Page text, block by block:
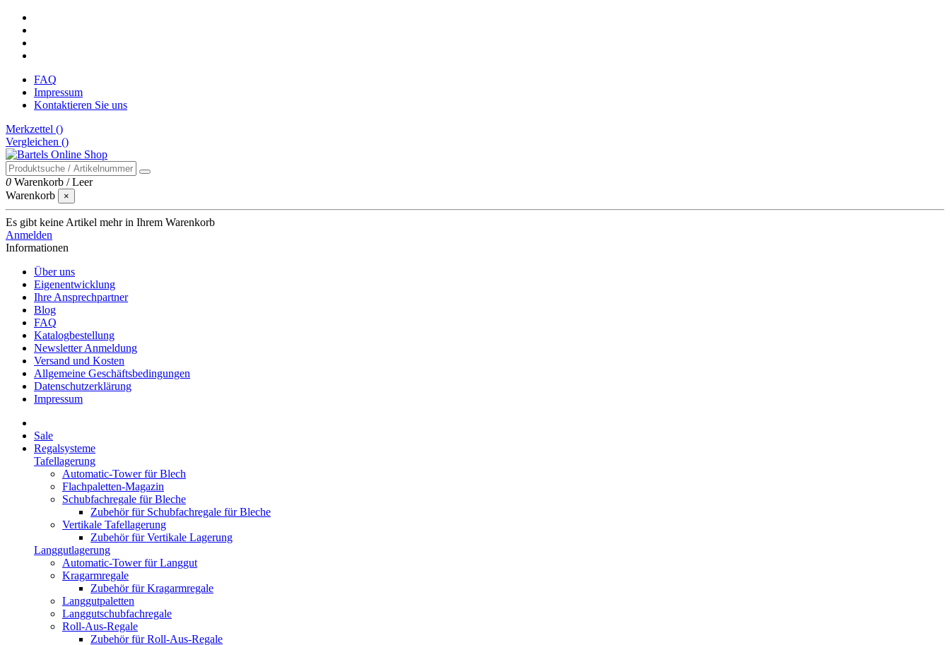
FAQ
Impressum
Kontaktieren Sie uns
Merkzettel ()
Vergleichen ()
0 Warenkorb /Leer
Warenkorb
×
Es gibt keine Artikel mehr in Ihrem Warenkorb
Anmelden
Informationen
Über uns
Eigenentwicklung
Ihre Ansprechpartner
Blog
FAQ
Katalogbestellung
Newsletter Anmeldung
Versand und Kosten
Allgemeine Geschäftsbedingungen
Datenschutzerklärung
Impressum
Sale
Regalsysteme
Tafellagerung
Automatic-Tower für Blech
Flachpaletten-Magazin
Schubfachregale für Bleche
Zubehör für Schubfachregale für Bleche
Vertikale Tafellagerung
Zubehör für Vertikale Lagerung
Langgutlagerung
Automatic-Tower für Langgut
Kragarmregale
Zubehör für Kragarmregale
Langgutpaletten
Langgutschubfachregale
Roll-Aus-Regale
Zubehör für Roll-Aus-Regale